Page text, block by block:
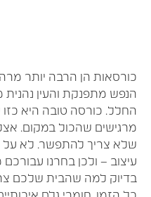
הן הרבה יותר מרהיט.
מתפנקת והעין נהנית
כורסה טובה היא כזו
שהכול במקום. אצלנו
צריך להתפשר. לא על
– ולכן בחרנו עבורכם
למה שהבית שלכם